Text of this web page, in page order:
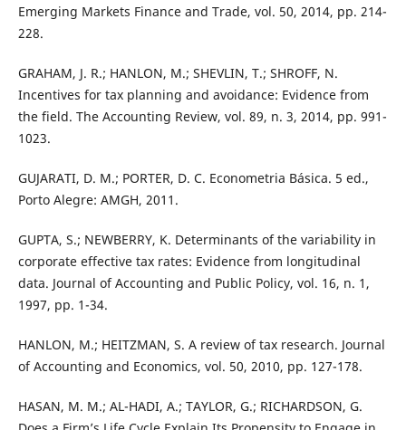
Emerging Markets Finance and Trade, vol. 50, 2014, pp. 214-
228.
GRAHAM, J. R.; HANLON, M.; SHEVLIN, T.; SHROFF, N.
Incentives for tax planning and avoidance: Evidence from
the field. The Accounting Review, vol. 89, n. 3, 2014, pp. 991-
1023.
GUJARATI, D. M.; PORTER, D. C. Econometria Básica. 5 ed.,
Porto Alegre: AMGH, 2011.
GUPTA, S.; NEWBERRY, K. Determinants of the variability in
corporate effective tax rates: Evidence from longitudinal
data. Journal of Accounting and Public Policy, vol. 16, n. 1,
1997, pp. 1-34.
HANLON, M.; HEITZMAN, S. A review of tax research. Journal
of Accounting and Economics, vol. 50, 2010, pp. 127-178.
HASAN, M. M.; AL-HADI, A.; TAYLOR, G.; RICHARDSON, G.